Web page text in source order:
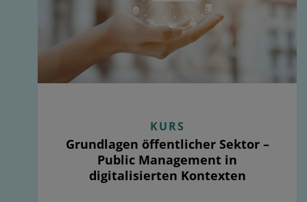
KURS
Grundlagen öffentlicher Sektor –
Public Management in
digitalisierten Kontexten